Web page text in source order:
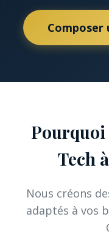
Composer
Tech
Nous créons
adaptés à vos